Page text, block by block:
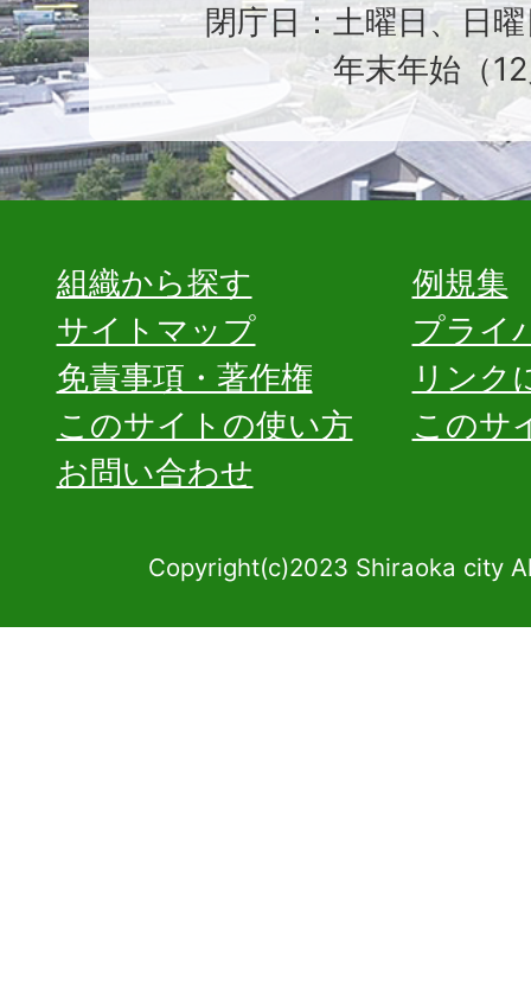
閉庁日：土曜日、日
年末年始（
組織から探す
例規集
サイトマップ
プライ
免責事項・著作権
リンク
このサイトの使い方
このサ
お問い合わせ
Copyright(c)2023 Shiraoka city